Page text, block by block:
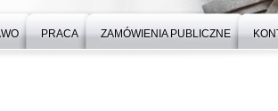
PRACA ZAMÓWIENIA PUBLICZNE